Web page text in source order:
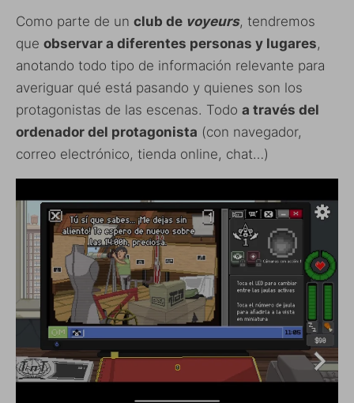
Como parte de un club de voyeurs, tendremos
que observar a diferentes personas y lugares,
anotando todo tipo de información relevante para
averiguar qué está pasando y quienes son los
protagonistas de las escenas. Todo a través del
ordenador del protagonista (con navegador,
correo electrónico, tienda online, chat…)